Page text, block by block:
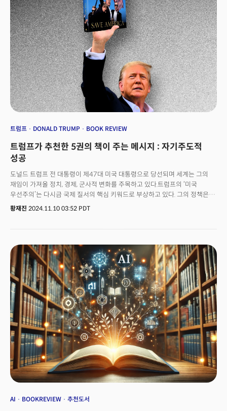
전달하는 방법' '큰 일이 어떻게 이루어지는가' '규칙 없음' '후회의 재발견' 등
9권의 책은 변화와 혁신의 시대를 맞이하는 리더들에게 중요한 통찰을
제공한다. 이 도서들은 기술 혁신과 인간 중심의 리더십이 어떻게 상호
보완적으로 작용하며, 이를 통해 리더들이 더욱 효과적으로 변화를 관리하고
조직을 이끌 수 있는지 보여주며 다음과 같은 특징을 보여주고 있다. 기술
발전과 스토리텔링의 융합:혁신적 기술을 비즈니스에 적용하는 동시에,
고객과 조직 구성원에게 그 가치를 효과적으로 전달하는 방법을 제시한다.
리더십과 변화 관리의 통찰:리더가 변화의 중심에서 어떤 태도로 조직과
시장을 이끌어야 하는지 구체적으로 탐구한다. 전문성과 개인적 삶의 연결:
리더십과 개인적인 성장의 상호 연결성을 강조하며, 두 영역의 균형 잡힌
발전을 돕는 실질적인 지침을 제공한다. 이 필독서 목록은 기술 혁신, 비즈니스
복잡한 문제를 해결할 수 있는 도구와 아이디어를 제공한다. 변화의 중심에서
교훈을 통해 리더십의 새로운 지평을 열 수 있을 것이다.
트럼프 DONALD TRUMP BOOK REVIEW
트럼프가 추천한 5권의 책이 주는 메시지 : 자기주도적
성공
도널드 트럼프 전 대통령이 제47대 미국 대통령으로 당선되며 세계는 그의
재임이 가져올 정치, 경제, 군사적 변화를 주목하고 있다.트럼프의 ‘미국
우선주의’는 다시금 국제 질서의 핵심 키워드로 부상하고 있다. 그의 정책은
미중 갈등을 새로운 차원으로 끌어올릴 가능성이 높다. 특히, 반도체와 첨단
기술 경쟁 심화를 불러일으키며, 주요국 간 경제와 외교 전략에 큰 영향을 미칠
것이다.트럼프는 정치와 경제를 넘어 문화적 아이콘으로도 재해석되고 있다.
이제 트럼프 당선을 돌출된 현상이 아니라 하나의 큰 흐름으로 해석해야
한다는 것이다. 최근 칸 영화제에서 8분간의 기립 박수를 받은 영화
'어프렌티스(The Apprentice)'는 트럼프의 과거 비즈니스 리더로서의 모습을
조명하며 그의 영향력을 재확인시켰다. 이 영화는 트럼프의 브랜드와 정치적
이미지를 결합한 상징적 콘텐츠로, 대중과 언론의 집중적인 관심을 받았다.
트럼프의 추천 독서 목록도 화제가 되고 있다. 그는 과거 인터뷰에서 니콜로
마키아벨리의 <군주론>과 로버트 키요사키의 <부자 아빠 가난한 아빠>를
포함한 여러 책들을 언급하며 성공과 부의 비결을 강조했다. 트럼프의 당선은
단순한 정치적 변화가 아니라, 세계 질서를 다시 쓰는 거대한 변혁의
신호탄이다. 그의 정책은 글로벌 경제, 기술 경쟁, 그리고 지정학적 갈등의
판도를 뒤흔들 것이며, 대중문화와 리더십 담론에서도 새로운 이야기를
만들어갈 것이다. 트럼프의 리더십은 그가 제시하는 정책만큼이나 그의
것이다.도널드 트럼프 대통령이 공개적으로 추천한 책을 소개한다. 이를 통해
황재진 2024.11.10 03:52 PDT
AI BOOKREVIEW 추천도서